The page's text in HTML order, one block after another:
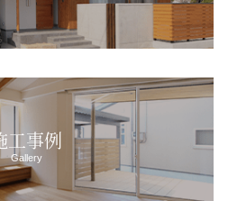
工事例
Gallery